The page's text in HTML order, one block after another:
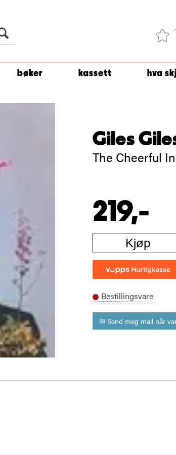
bøker kassett hva
Giles
The Cheerful
219,-
Kjøp
Bestillingsvare
✉ Send meg mail når